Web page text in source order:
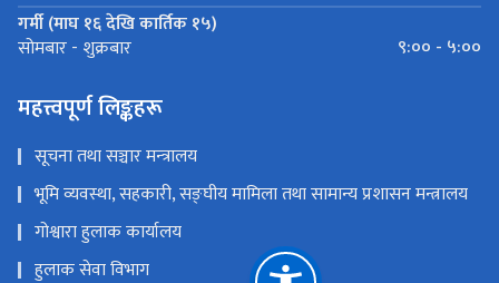
गर्मी (माघ १६ देखि कार्तिक १५)
सोमबार - शुक्रबार ९:०० - ५:००
महत्त्वपूर्ण लिङ्कहरू
सूचना तथा सञ्चार मन्‍त्रालय
भूमि व्यवस्था, सहकारी, सङ्‍घीय मामिला तथा सामान्य प्रशासन मन्त्रालय
गोश्वारा हुलाक कार्यालय
हुलाक सेवा विभाग